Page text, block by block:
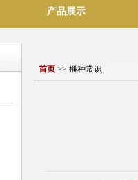
产品展示
首页 >> 播种常识